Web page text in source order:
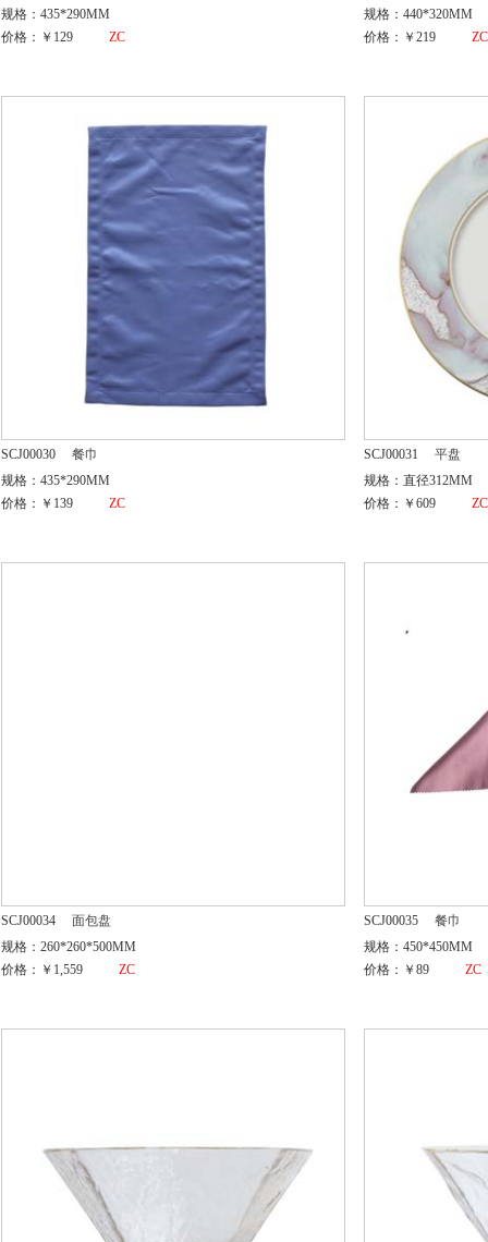
规格：435*290MM
价格：￥129
ZC
规格：440*320MM
价格：￥219
ZC
SCJ00030
餐巾
规格：435*290MM
价格：￥139
ZC
SCJ00031
平盘
规格：直径312MM
价格：￥609
ZC
SCJ00034
面包盘
规格：260*260*500MM
价格：￥1,559
ZC
SCJ00035
餐巾
规格：450*450MM
价格：￥89
ZC